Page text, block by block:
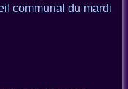
communal du mardi